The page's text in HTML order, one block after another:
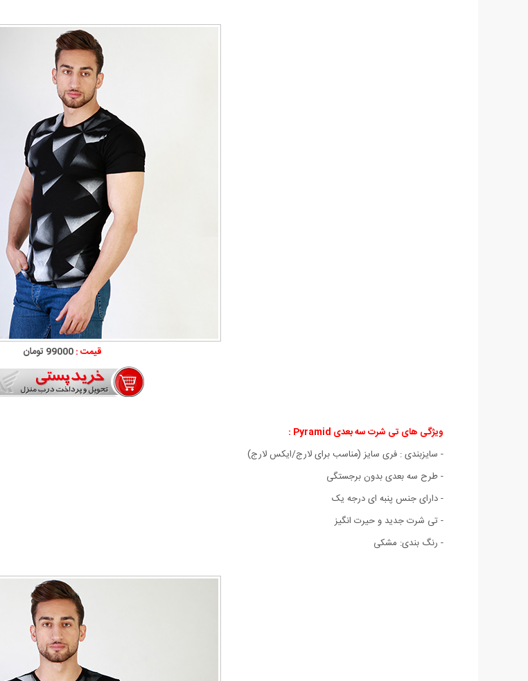
قیمت :99000 تومان
ویژگی های تی شرت سه بعدی Pyramid :
- سايزبندی : فری سایز (مناسب برای لارج/ایکس لارج)
- طرح سه بعدی بدون برجستگی
- دارای جنس پنبه ای درجه یک
- تی شرت جدید و حیرت انگیز
- رنگ بندی: مشکی